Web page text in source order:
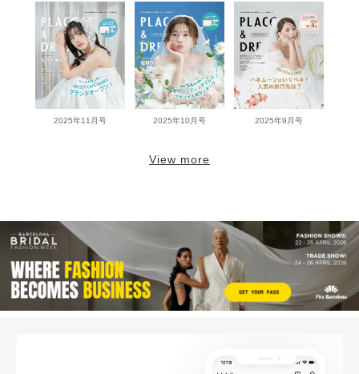
2025年11月号 2025年10月号 2025年9月号
View more